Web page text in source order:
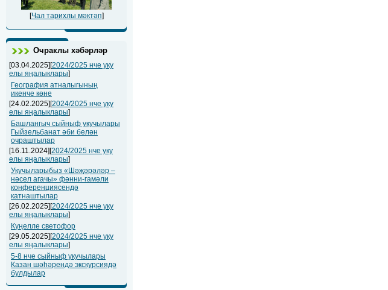
[Чал тарихлы мәктәп]
Очраклы хәбәрләр
[03.04.2025][2024/2025 нче уку
елы яңалыклары]
География атналыгының
икенче көне
[24.02.2025][2024/2025 нче уку
елы яңалыклары]
Башлангыч сыйныф укучылары
Гыйзельбанат әби белән
очраштылар
[16.11.2024][2024/2025 нче уку
елы яңалыклары]
Укучыларыбыз «Шәҗәрәләр –
нәсел агачы» фәнни-гамәли
конференциясендә
катнаштылар
[26.02.2025][2024/2025 нче уку
елы яңалыклары]
Күңелле светофор
[29.05.2025][2024/2025 нче уку
елы яңалыклары]
5-8 нче сыйныф укучылары
Казан шәһәрендә экскурсиядә
булдылар